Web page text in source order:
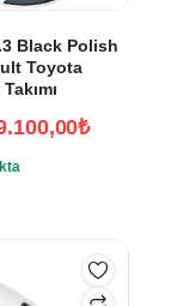
Black Polish
Toyota
₺